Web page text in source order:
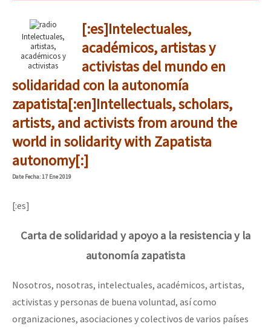
Intelectuales,
artistas,
académicos y
activistas
[:es]Intelectuales,
académicos, artistas y
activistas del mundo en
solidaridad con la autonomía
zapatista[:en]Intellectuals, scholars,
artists, and activists from around the
world in solidarity with Zapatista
autonomy[:]
DateFecha: 17 Ene 2019
[:es]
Carta de solidaridad y apoyo a la resistencia y la
autonomía zapatista
Nosotros, nosotras, intelectuales, académicos, artistas,
activistas y personas de buena voluntad, así como
organizaciones, asociaciones y colectivos de varios países